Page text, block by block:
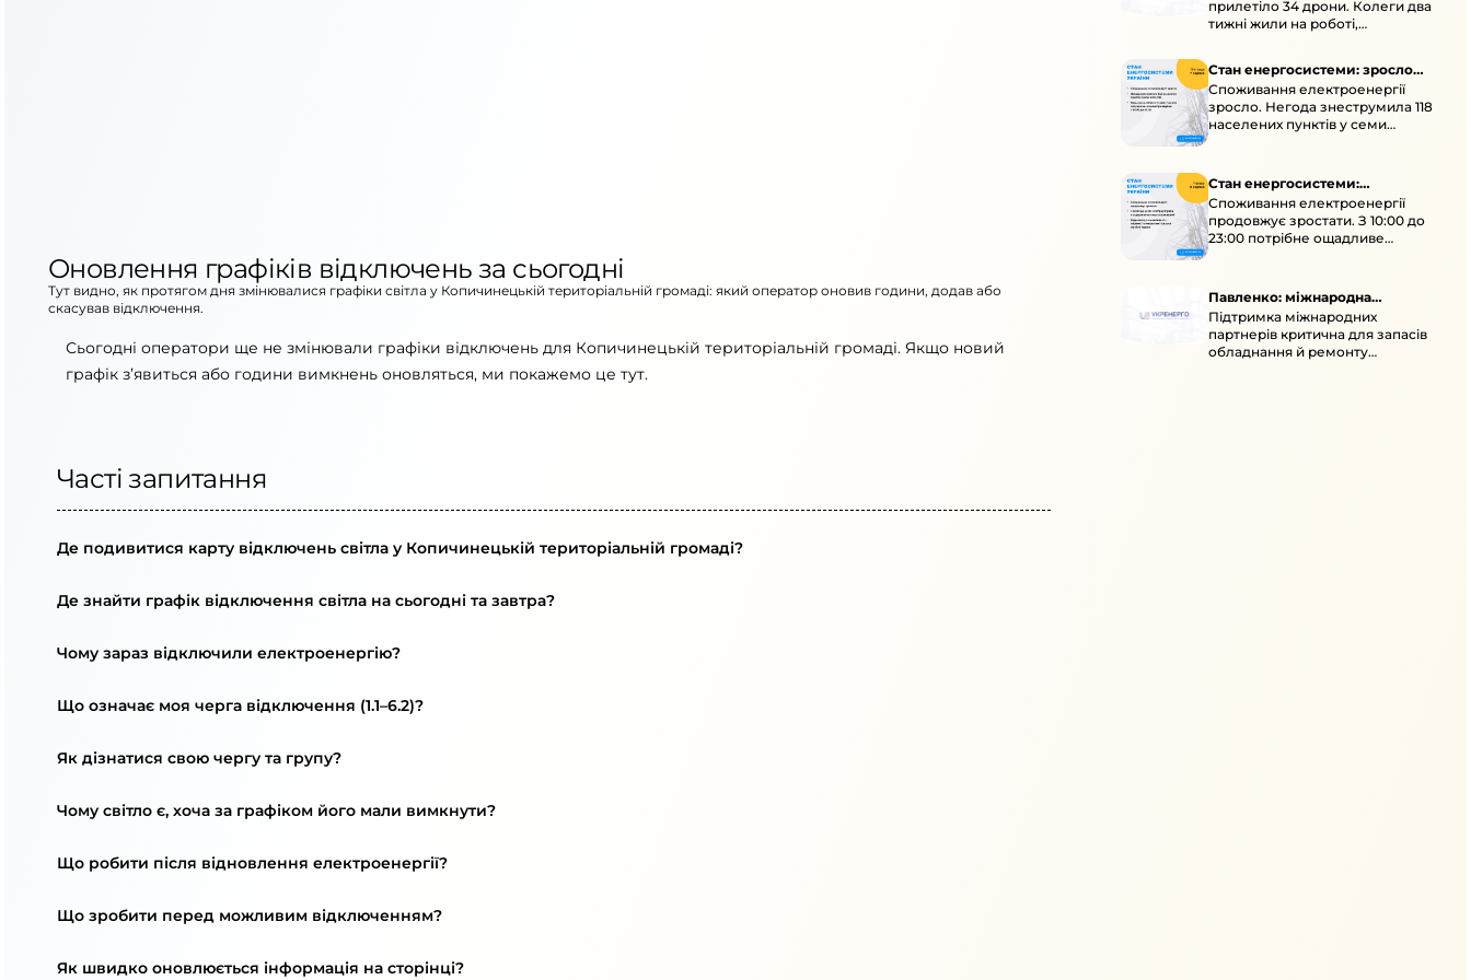
Оновлення графіків відключень за сьогодні
Тут видно, як протягом дня змінювалися графіки світла у Копичинецькій територіальній громаді: який оператор оновив години, додав або
скасував відключення.
Сьогодні оператори ще не змінювали графіки відключень для Копичинецькій територіальній громаді. Якщо новий
графік з’явиться або години вимкнень оновляться, ми покажемо це тут.
Часті запитання
Де подивитися карту відключень світла у Копичинецькій територіальній громаді?
Де знайти графік відключення світла на сьогодні та завтра?
Чому зараз відключили електроенергію?
Що означає моя черга відключення (1.1–6.2)?
Як дізнатися свою чергу та групу?
Чому світло є, хоча за графіком його мали вимкнути?
Що робити після відновлення електроенергії?
Що зробити перед можливим відключенням?
Як швидко оновлюється інформація на сторінці?
прилетіло 34 дрони. Колеги два
тижні жили на роботі,
Стан енергосистеми: зросло
споживання через негоду
Споживання електроенергії
зросло. Негода знеструмила 118
населених пунктів у семи
областях. Обмежте
електроприладами 10:00–23:00.
Стан енергосистеми:
споживання зростає
Споживання електроенергії
продовжує зростати. З 10:00 до
23:00 потрібне ощадливе
енергоспоживання, а
перенести на нічні години.
Павленко: міжнародна
підтримка для стійкості
енергосистеми
Підтримка міжнародних
партнерів критична для запасів
обладнання й ремонту